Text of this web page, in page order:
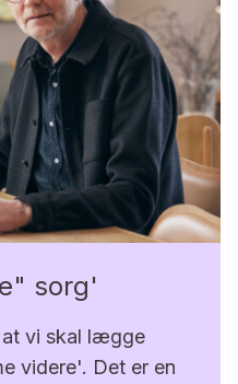
sorg'
at vi skal lægge
videre'. Det er en